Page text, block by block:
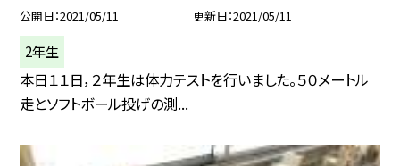
公開日 2021/05/11 更新日 2021/05/11
2年生
本日１１日，２年生は体力テストを行いました。５０メートル
走とソフトボール投げの測...